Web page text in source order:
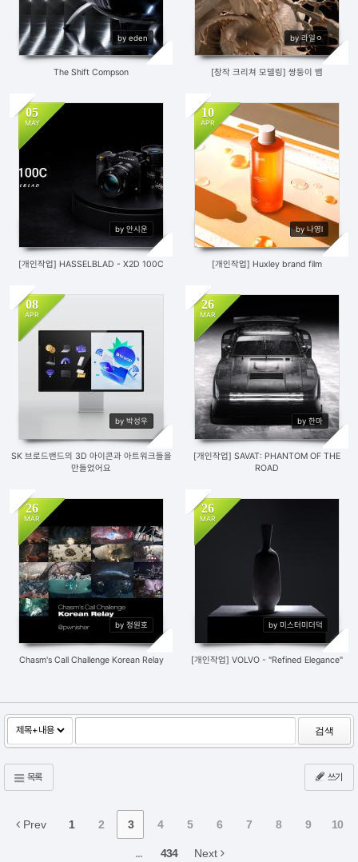
by eden
The Shift Compson
by 라일ㅇ
[창작 크리쳐 모델링] 쌍둥이 뱀
05
MAY
by 안시운
0
[개인작업] HASSELBLAD - X2D 100C
10
APR
by 나영l
927
[개인작업] Huxley brand film
08
APR
by 박성우
534 4
SK 브로드밴드의 3D 아이콘과 아트워크들을
만들었어요
26
MAR
by 한마
756 3
[개인작업] SAVAT: PHANTOM OF THE
ROAD
26
MAR
by 정원호
690 7
Chasm's Call Challenge Korean Relay
26
MAR
by 미스터미더덕
2
[개인작업] VOLVO - "Refined Elegance"
검색
목록 쓰기
Prev 1 2 3 4 5 6 7 8 9 10
... 434 Next